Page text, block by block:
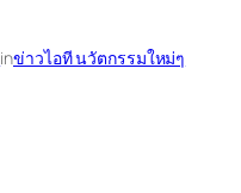
inข่าวไอที นวัตกรรมใหม่ๆ